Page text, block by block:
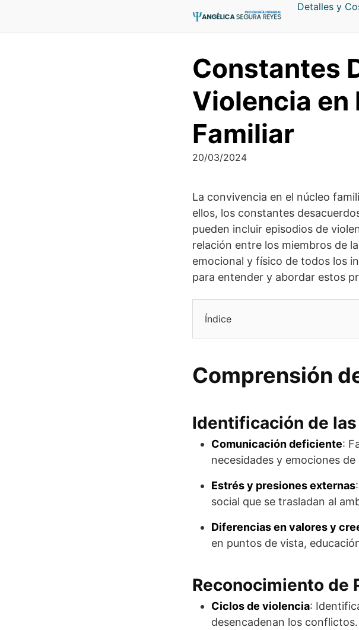
contenido
Detalles y
Constantes
Violencia en
Familiar
20/03/2024
La convivencia en el núcleo
ellos, los constantes
pueden incluir episodios de
relación entre los miembros de
emocional y físico de todos los
para entender y abordar estos
Índice
Comprensión
Identificación de las
Comunicación deficiente:
necesidades y emociones
Estrés y presiones externas
social que se trasladan al
Diferencias en valores y
en puntos de vista,
Reconocimiento de
Ciclos de violencia:
desencadenan los conflictos.